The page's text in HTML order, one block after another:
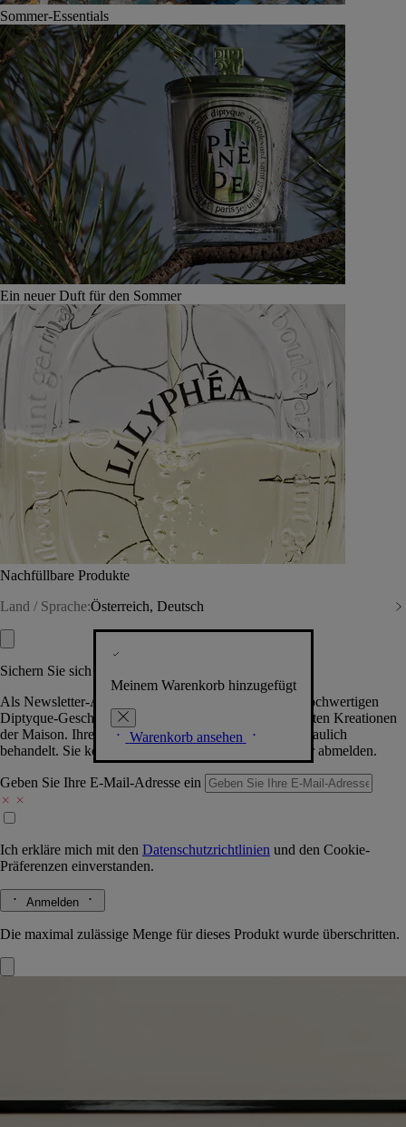
Sommer-Essentials
Ein neuer Duft für den Sommer
Nachfüllbare Produkte
Land / Sprache:Österreich, Deutsch
Meinem Warenkorb hinzugefügt
Warenkorb ansehen
Sichern Sie sich exklusive Vorteile
Als Newsletter-Abonnent.in erhalten Sie Zugang zu hochwertigen
Diptyque-Geschenken, Events & News über die neuesten Kreationen
der Maison. Ihre Daten werden selbstverständlich vertraulich
behandelt. Sie können sich jederzeit problemlos wieder abmelden.
Geben Sie Ihre E-Mail-Adresse ein
Ich erkläre mich mit den Datenschutzrichtlinien und den Cookie-
Präferenzen einverstanden.
Anmelden
Die maximal zulässige Menge für dieses Produkt wurde überschritten.